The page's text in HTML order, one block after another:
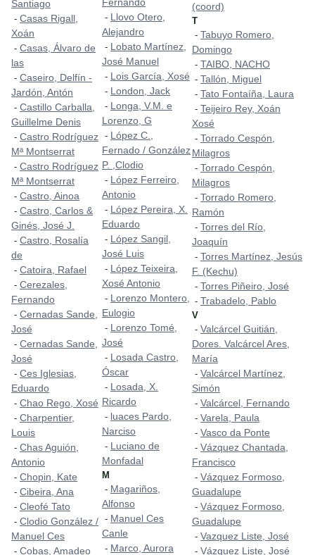
Santiago
- Casas Rigall,
Xoán
- Casas, Álvaro de
las
- Caseiro, Delfín -
Jardón, Antón
- Castillo Carballa,
Guillelme Denis
- Castro Rodríguez
Mª Montserrat
- Castro Rodríguez
Mª Montserrat
- Castro, Ainoa
- Castro, Carlos &
Ginés, José J.
- Castro, Rosalía
de
- Catoira, Rafael
- Cerezales,
Fernando
- Cernadas Sande,
José
- Cernadas Sande,
José
- Ces Iglesias,
Eduardo
- Chao Rego, Xosé
- Charpentier,
Louis
- Chas Aguión,
Antonio
- Chopin, Kate
- Cibeira, Ana
- Cleofé Tato
- Clodio González /
Manuel Ces
- Cobas, Amadeo
Fernando
- Llovo Otero,
Alejandro
- Lobato Martínez,
José Manuel
- Lois García, Xosé
- London, Jack
- Longa, V.M. e
Lorenzo, G
- López C.,
Fernado / González
P. ,Clodio
- López Ferreiro,
Antonio
- López Pereira, X.
Eduardo
- López Sangil,
José Luis
- López Teixeira,
Xosé Antonio
- Lorenzo Montero,
Eulogio
- Lorenzo Tomé,
José
- Losada Castro,
Óscar
- Losada, X.
Ricardo
- luaces Pardo,
Narciso
- Luciano de
Monfadal
M
- Magariños,
Alfonso
- Manuel Ces
Canle
- Marco, Aurora
(coord)
T
- Tabuyo Romero,
Domingo
- TAIBO, NACHO
- Tallón, Miguel
- Tato Fontaíña, Laura
- Teijeiro Rey, Xoán
Xosé
- Torrado Cespón,
Milagros
- Torrado Cespón,
Milagros
- Torrado Romero,
Ramón
- Torres del Río,
Joaquín
- Torres Martínez, Jesús
F. (Kechu)
- Torres Piñeiro, José
- Trabadelo, Pablo
V
- Valcárcel Guitián,
Dores. Valcárcel Ares,
María
- Valcárcel Martínez,
Simón
- Valcárcel, Fernando
- Varela, Paula
- Vasco da Ponte
- Vázquez Chantada,
Francisco
- Vázquez Formoso,
Guadalupe
- Vázquez Formoso,
Guadalupe
- Vazquez Liste, José
- Vázquez Liste, José